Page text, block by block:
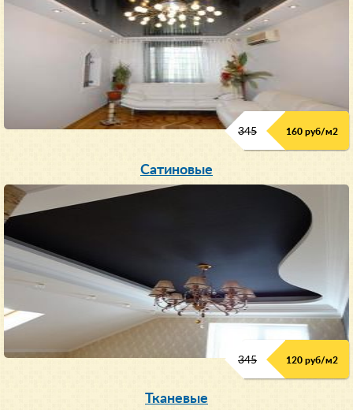
345 160 руб/м2
Сатиновые
345 120 руб/м2
Тканевые